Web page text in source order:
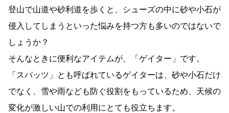
登山で山道や砂利道を歩くと、シューズの中に砂や小石が
侵入してしまうといった悩みを持つ方も多いのではないで
しょうか？
そんなときに便利なアイテムが、「ゲイター」です。
「スパッツ」とも呼ばれているゲイターは、砂や小石だけ
でなく、雪や雨なども防ぐ役割をもっているため、天候の
変化が激しい山での利用にとても役立ちます。